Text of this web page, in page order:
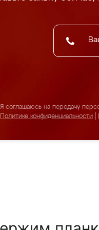
Я соглашаюсь на передачу
Политике конфиденциальности